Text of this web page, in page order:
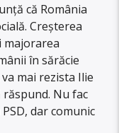
că România
Creșterea
majorarea
în sărăcie
mai rezista Ilie
răspund. Nu fac
dar comunic